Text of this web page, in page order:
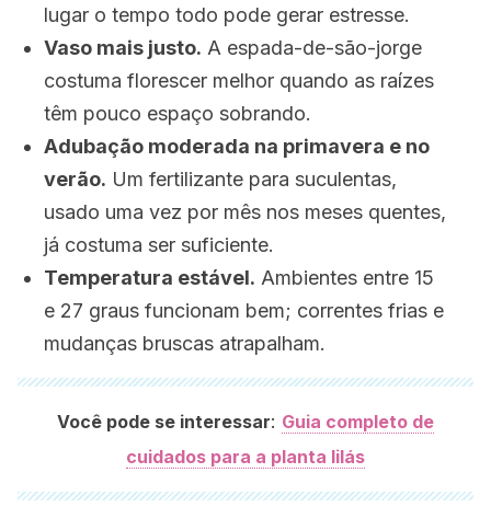
lugar o tempo todo pode gerar estresse.
Vaso mais justo. A espada-de-são-jorge
costuma florescer melhor quando as raízes
têm pouco espaço sobrando.
Adubação moderada na primavera e no
verão. Um fertilizante para suculentas,
usado uma vez por mês nos meses quentes,
já costuma ser suficiente.
Temperatura estável. Ambientes entre 15
e 27 graus funcionam bem; correntes frias e
mudanças bruscas atrapalham.
Você pode se interessar: Guia completo de
cuidados para a planta lilás